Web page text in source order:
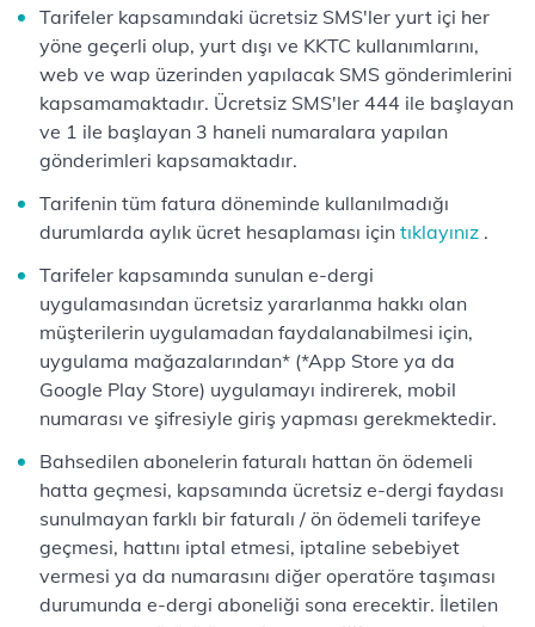
Tarifeler kapsamındaki ücretsiz SMS'ler yurt içi her
yöne geçerli olup, yurt dışı ve KKTC kullanımlarını,
web ve wap üzerinden yapılacak SMS gönderimlerini
kapsamamaktadır. Ücretsiz SMS'ler 444 ile başlayan
ve 1 ile başlayan 3 haneli numaralara yapılan
gönderimleri kapsamaktadır.
Tarifenin tüm fatura döneminde kullanılmadığı
durumlarda aylık ücret hesaplaması için tıklayınız .
Tarifeler kapsamında sunulan e-dergi
uygulamasından ücretsiz yararlanma hakkı olan
müşterilerin uygulamadan faydalanabilmesi için,
uygulama mağazalarından* (*App Store ya da
Google Play Store) uygulamayı indirerek, mobil
numarası ve şifresiyle giriş yapması gerekmektedir.
Bahsedilen abonelerin faturalı hattan ön ödemeli
hatta geçmesi, kapsamında ücretsiz e-dergi faydası
sunulmayan farklı bir faturalı / ön ödemeli tarifeye
geçmesi, hattını iptal etmesi, iptaline sebebiyet
vermesi ya da numarasını diğer operatöre taşıması
durumunda e-dergi aboneliği sona erecektir. İletilen